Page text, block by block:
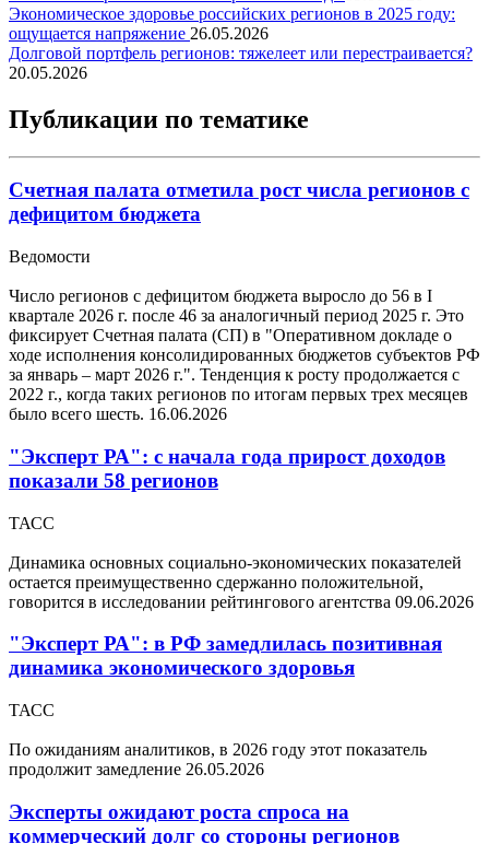
Экономическое здоровье российских регионов в 2025 году:
ощущается напряжение 26.05.2026
Долговой портфель регионов: тяжелеет или перестраивается?
20.05.2026
Публикации по тематике
Счетная палата отметила рост числа регионов с
дефицитом бюджета
Ведомости
Число регионов с дефицитом бюджета выросло до 56 в I
квартале 2026 г. после 46 за аналогичный период 2025 г. Это
фиксирует Счетная палата (СП) в "Оперативном докладе о
ходе исполнения консолидированных бюджетов субъектов РФ
за январь – март 2026 г.". Тенденция к росту продолжается с
2022 г., когда таких регионов по итогам первых трех месяцев
было всего шесть. 16.06.2026
"Эксперт РА": с начала года прирост доходов
показали 58 регионов
ТАСС
Динамика основных социально-экономических показателей
остается преимущественно сдержанно положительной,
говорится в исследовании рейтингового агентства 09.06.2026
"Эксперт РА": в РФ замедлилась позитивная
динамика экономического здоровья
ТАСС
По ожиданиям аналитиков, в 2026 году этот показатель
продолжит замедление 26.05.2026
Эксперты ожидают роста спроса на
коммерческий долг со стороны регионов